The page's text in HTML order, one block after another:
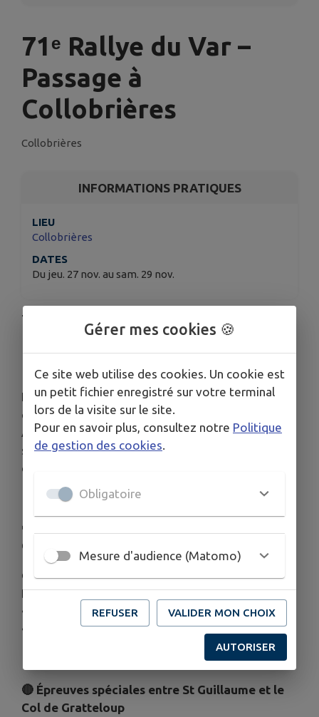
71ᵉ Rallye du Var –
Passage à
Collobrières
Collobrières
INFORMATIONS PRATIQUES
LIEU
Collobrières
DATES
Du jeu. 27 nov. au sam. 29 nov.
71
Vendredi 28 & Samedi 29 novembre 2025
Le Rallye du Var traversera le territoire de la
commune deCollobrières.
À cette occasion, plusieursépreuves spéciales
seront organisées, entraînant la
certaines routes
🔴
Grimaud
⛔ Fermeture de la D14, à partir du carrefour
D39/D14:
•
Vendredi 28 novembre : 9h00 → 23h00
•
Samedi 29 novembre : 12h20 → 23h00
🔴 Épreuves spéciales entre St Guillaume et le
Col de Gratteloup
Gérer mes cookies 🍪
Ce site web utilise des cookies. Un cookie est
un petit fichier enregistré sur votre terminal
lors de la visite sur le site.
Pour en savoir plus, consultez notre Politique
de gestion des cookies
Obligatoire
Mesure d'audience (Matomo)
REFUSER VALIDER MON CHOIX
AUTORISER